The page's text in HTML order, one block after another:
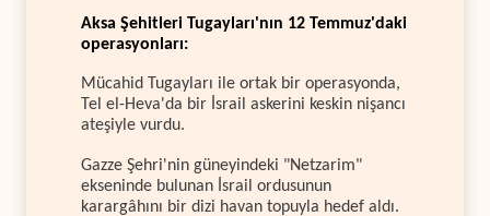
Aksa Şehitleri Tugayları'nın 12 Temmuz'daki
operasyonları:
Mücahid Tugayları ile ortak bir operasyonda,
Tel el-Heva'da bir İsrail askerini keskin nişancı
ateşiyle vurdu.
Gazze Şehri'nin güneyindeki "Netzarim"
ekseninde bulunan İsrail ordusunun
karargâhını bir dizi havan topuyla hedef aldı.